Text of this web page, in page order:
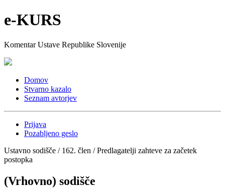
e-KURS
Komentar Ustave Republike Slovenije
Domov
Stvarno kazalo
Seznam avtorjev
Prijava
Pozabljeno geslo
Ustavno sodišče / 162. člen / Predlagatelji zahteve za začetek
postopka
(Vrhovno) sodišče